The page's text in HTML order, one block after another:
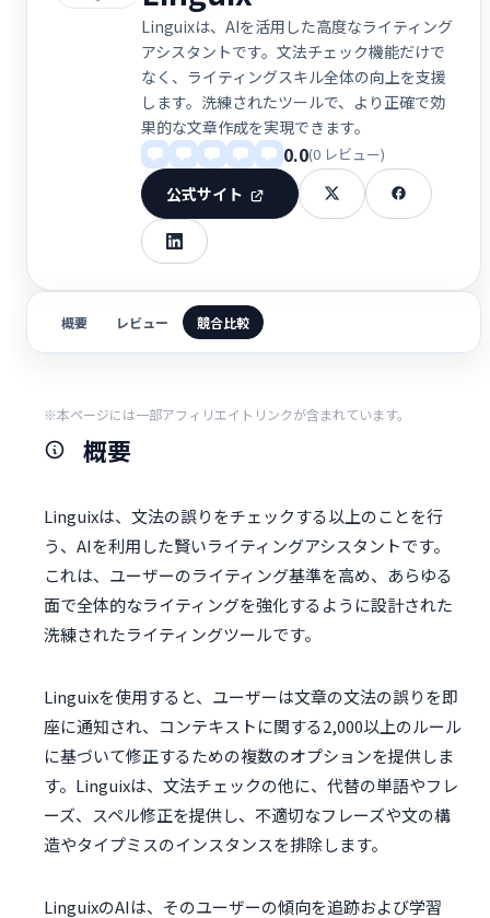
Linguixは、AIを活用した高度なライティング
アシスタントです。文法チェック機能だけで
なく、ライティングスキル全体の向上を支援
します。洗練されたツールで、より正確で効
果的な文章作成を実現できます。
0.0(0 レビュー)
公式サイト
概要 レビュー 競合比較
※本ページには一部アフィリエイトリンクが含まれています。
概要
Linguixは、文法の誤りをチェックする以上のことを行
う、AIを利用した賢いライティングアシスタントです。
これは、ユーザーのライティング基準を高め、あらゆる
面で全体的なライティングを強化するように設計された
洗練されたライティングツールです。
Linguixを使用すると、ユーザーは文章の文法の誤りを即
座に通知され、コンテキストに関する2,000以上のルール
に基づいて修正するための複数のオプションを提供しま
す。Linguixは、文法チェックの他に、代替の単語やフレ
ーズ、スペル修正を提供し、不適切なフレーズや文の構
造やタイプミスのインスタンスを排除します。
LinguixのAIは、そのユーザーの傾向を追跡および学習